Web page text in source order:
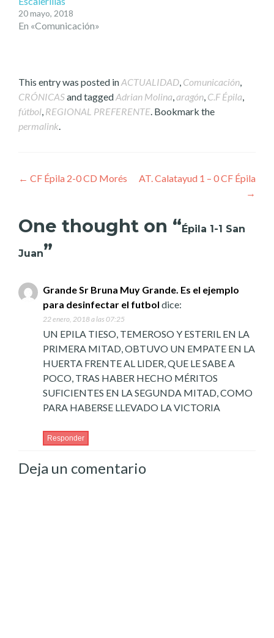
20 mayo, 2018
En «Comunicación»
This entry was posted in ACTUALIDAD Comunicación
CRÓNICASand tagged Adrian Molina aragón C.F Épila
fútbol REGIONAL PREFERENTE . Bookmark the
permalink
Post
← CF Épila 2-0 CD Morés
AT. Calatayud 1 – 0 CF Épila
→
One thought on “Épila 1-1 San
Juan”
Grande Sr Bruna Muy Grande. Es el ejemplo
para desinfectar el futbol dice:
22 enero, 2018 a las 07:25
UN EPILA TIESO, TEMEROSO Y ESTERIL EN LA
PRIMERA MITAD, OBTUVO UN EMPATE EN LA
HUERTA FRENTE AL LIDER, QUE LE SABE A
POCO, TRAS HABER HECHO MÉRITOS
SUFICIENTES EN LA SEGUNDA MITAD, COMO
PARA HABERSE LLEVADO LA VICTORIA
Responder
Deja un comentario